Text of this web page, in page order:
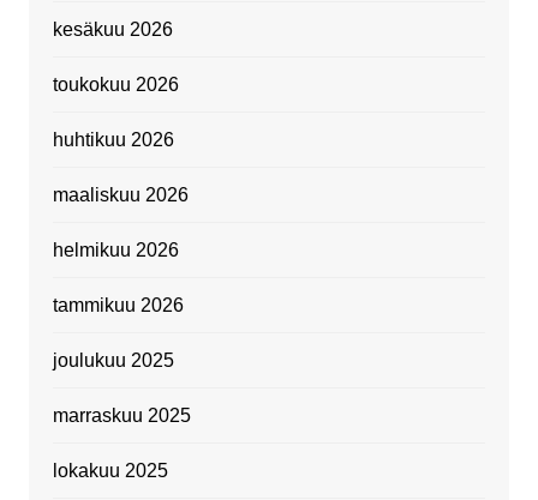
kesäkuu 2026
toukokuu 2026
huhtikuu 2026
maaliskuu 2026
helmikuu 2026
tammikuu 2026
joulukuu 2025
marraskuu 2025
lokakuu 2025